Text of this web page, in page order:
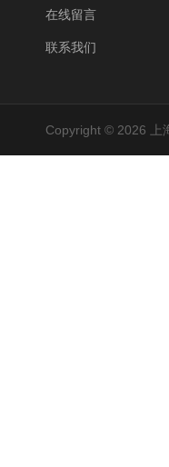
在线留言
联系我们
Copyright © 2026 上